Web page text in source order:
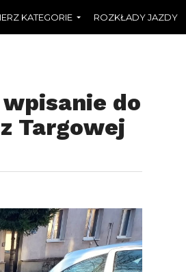
KATEGORIE ROZKŁADY JAZDY
do
Targowej